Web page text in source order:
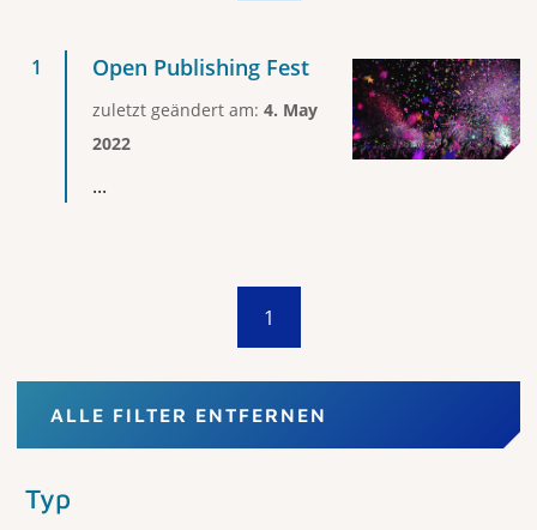
Open Publishing Fest
zuletzt geändert am: 4. May
2022
...
1
ALLE FILTER ENTFERNEN
Typ